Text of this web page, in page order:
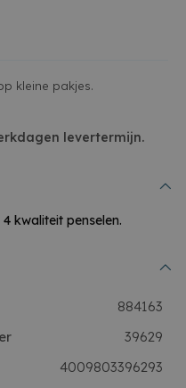
kleine pakjes.
levertermijn.
kwaliteit penselen.
884163
39629
4009803396293